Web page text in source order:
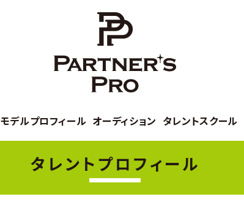
モデルプロフィール オーディション タレントスクール
タレントプロフィール